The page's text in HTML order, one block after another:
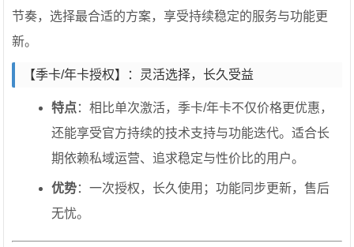
节奏，选择最合适的方案，享受持续稳定的服务与功能更
新。
【季卡/年卡授权】：灵活选择，长久受益
特点：相比单次激活，季卡/年卡不仅价格更优惠，
还能享受官方持续的技术支持与功能迭代。适合长
期依赖私域运营、追求稳定与性价比的用户。
优势：一次授权，长久使用；功能同步更新，售后
无忧。